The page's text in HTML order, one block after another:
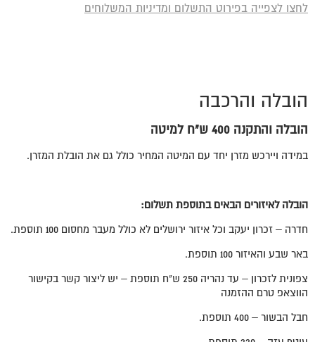
לחצו לצפייה בפירוט התשלום ומדיניות המשלוחים
הובלה והרכבה
הובלה והתקנה 400 ש"ח למיטה
במידה ויירכש מזרן יחד עם המיטה המחיר כולל גם את הובלת המזרן.
הובלה לאיזורים הבאים בתוספת תשלום:
חדרה – זכרון יעקב וכל איזור ירושלים לא כולל מעבר מחסום 100 תוספת.
באר שבע והאיזור 100 תוספת.
צפונית לזכרון – עד נהריה 250 ש"ח תוספת – יש ליצור קשר בקישור
הווצאפ טרם ההזמנה
חבל הבשור – 400 תוספת.